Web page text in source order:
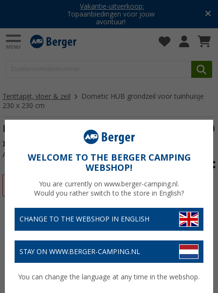
Vakantie-uitverkoop:
Topaanbiedingen voor jouw
avontuur!
Tenttapijt, vloer & zeil
Dometic HUB grondzeil voor tuinhuisje
230 x 230 cm
Dometic HUB grondzeil voor tuinhuisje 230
x 230 cm
Artikelnr: 343450WELCOME TO THE BERGER CAMPING
WEBSHOP!
You are currently on www.berger-camping.nl.
Would you rather switch to the store in English?
CHANGE TO THE WEBSHOP IN ENGLISH
STAY ON WWW.BERGER-CAMPING.NL
You can change the language at any time in the webshop.